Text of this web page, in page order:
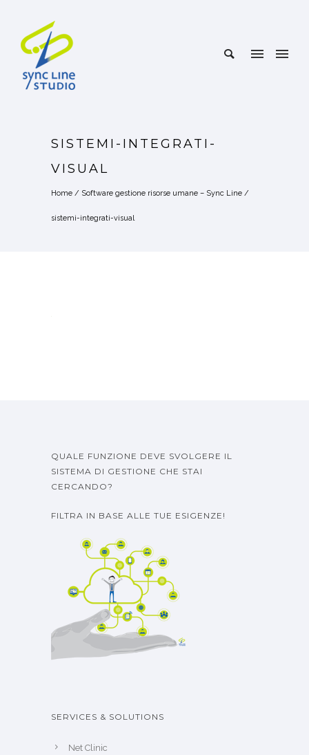
SISTEMI-INTEGRATI-
VISUAL
Home / Software gestione risorse umane – Sync Line /
sistemi-integrati-visual
QUALE FUNZIONE DEVE SVOLGERE IL
SISTEMA DI GESTIONE CHE STAI
CERCANDO?
FILTRA IN BASE ALLE TUE ESIGENZE!
SERVICES & SOLUTIONS
Net Clinic